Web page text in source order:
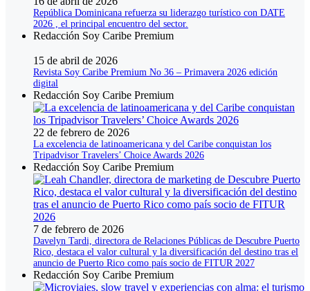
República Dominicana refuerza su liderazgo turístico con DATE
2026 , el principal encuentro del sector.
Redacción Soy Caribe Premium
15 de abril de 2026
Revista Soy Caribe Premium No 36 – Primavera 2026 edición
digital
Redacción Soy Caribe Premium
22 de febrero de 2026
La excelencia de latinoamericana y del Caribe conquistan los
Tripadvisor Travelers’ Choice Awards 2026
Redacción Soy Caribe Premium
7 de febrero de 2026
Davelyn Tardi, directora de Relaciones Públicas de Descubre Puerto
Rico, destaca el valor cultural y la diversificación del destino tras el
anuncio de Puerto Rico como país socio de FITUR 2027
Redacción Soy Caribe Premium